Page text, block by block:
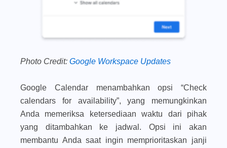
Photo Credit: Google Workspace Updates
Google Calendar menambahkan opsi “Check
calendars for availability”, yang memungkinkan
Anda memeriksa ketersediaan waktu dari pihak
yang ditambahkan ke jadwal. Opsi ini akan
membantu Anda saat ingin memprioritaskan janji